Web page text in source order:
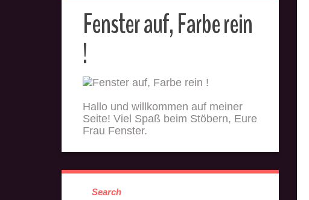
Fenster auf, Farbe rein
!
Hallo und willkommen auf meiner
Seite! Viel Spaß beim Stöbern, Eure
Frau Fenster.
Search